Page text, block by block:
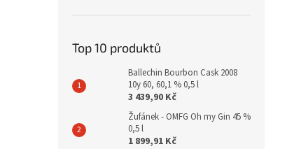
Top 10 produktů
Ballechin Bourbon Cask 2008
10y 60, 60,1 % 0,5 l
3 439,90 Kč
Žufánek - OMFG Oh my Gin 45 %
0,5 l
1 899,91 Kč